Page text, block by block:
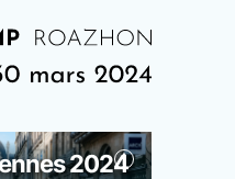
2024